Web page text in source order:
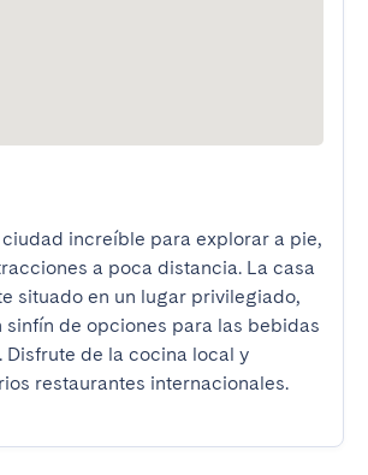
increíble para explorar a pie,
a poca distancia. La casa
situado en un lugar privilegiado,
sinfín de opciones para las bebidas
Disfrute de la cocina local y
restaurantes internacionales.